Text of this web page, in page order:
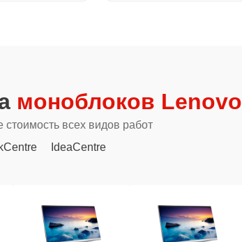
моноблоков Lenovo
всех видов работ
IdeaCentre